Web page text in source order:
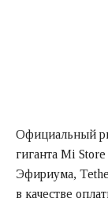
Официальный
гиганта Mi
Эфириума,
в качестве